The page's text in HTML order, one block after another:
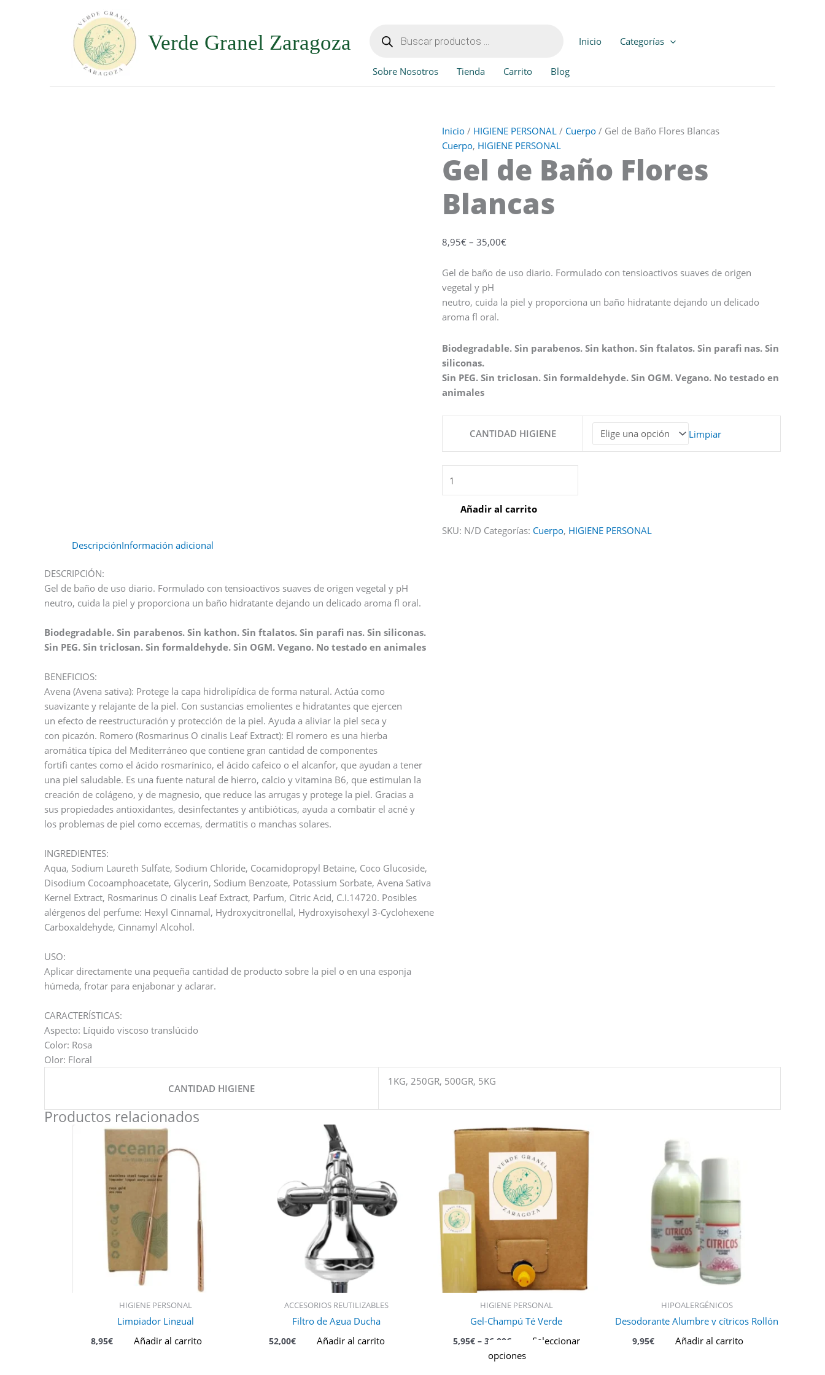
Verde Granel Zaragoza productos Inicio Categorías
Sobre Nosotros Tienda Carrito Blog
Inicio / HIGIENE PERSONAL / Cuerpo / Gel de Baño Flores Blancas
Cuerpo, HIGIENE PERSONAL
Gel de Baño Flores
Blancas
8,95€ – 35,00€
Gel de baño de uso diario. Formulado con tensioactivos suaves de origen
vegetal y pH
neutro, cuida la piel y proporciona un baño hidratante dejando un delicado
aroma fl oral.
Biodegradable. Sin parabenos. Sin kathon. Sin ftalatos. Sin parafi nas. Sin
siliconas.
Sin PEG. Sin triclosan. Sin formaldehyde. Sin OGM. Vegano. No testado en
animales
CANTIDAD HIGIENE Limpiar
Baño
Blancas
Añadir al carrito
SKU: N/D Categorías: Cuerpo, HIGIENE PERSONAL
DescripciónInformación adicional
DESCRIPCIÓN:
Gel de baño de uso diario. Formulado con tensioactivos suaves de origen vegetal y pH
neutro, cuida la piel y proporciona un baño hidratante dejando un delicado aroma fl oral.
Biodegradable. Sin parabenos. Sin kathon. Sin ftalatos. Sin parafi nas. Sin siliconas.
Sin PEG. Sin triclosan. Sin formaldehyde. Sin OGM. Vegano. No testado en animales
BENEFICIOS:
Avena (Avena sativa): Protege la capa hidrolipídica de forma natural. Actúa como
suavizante y relajante de la piel. Con sustancias emolientes e hidratantes que ejercen
un efecto de reestructuración y protección de la piel. Ayuda a aliviar la piel seca y
con picazón. Romero (Rosmarinus O cinalis Leaf Extract): El romero es una hierba
aromática típica del Mediterráneo que contiene gran cantidad de componentes
fortifi cantes como el ácido rosmarínico, el ácido cafeico o el alcanfor, que ayudan a tener
una piel saludable. Es una fuente natural de hierro, calcio y vitamina B6, que estimulan la
creación de colágeno, y de magnesio, que reduce las arrugas y protege la piel. Gracias a
sus propiedades antioxidantes, desinfectantes y antibióticas, ayuda a combatir el acné y
los problemas de piel como eccemas, dermatitis o manchas solares.
INGREDIENTES:
Aqua, Sodium Laureth Sulfate, Sodium Chloride, Cocamidopropyl Betaine, Coco Glucoside,
Disodium Cocoamphoacetate, Glycerin, Sodium Benzoate, Potassium Sorbate, Avena Sativa
Kernel Extract, Rosmarinus O cinalis Leaf Extract, Parfum, Citric Acid, C.I.14720. Posibles
alérgenos del perfume: Hexyl Cinnamal, Hydroxycitronellal, Hydroxyisohexyl 3-Cyclohexene
Carboxaldehyde, Cinnamyl Alcohol.
USO:
Aplicar directamente una pequeña cantidad de producto sobre la piel o en una esponja
húmeda, frotar para enjabonar y aclarar.
CARACTERÍSTICAS:
Aspecto: Líquido viscoso translúcido
Color: Rosa
Olor: Floral
CANTIDAD HIGIENE
1KG, 250GR, 500GR, 5KG
Productos relacionados
HIGIENE PERSONAL
Limpiador Lingual
8,95€ Añadir al carrito
ACCESORIOS REUTILIZABLES
Filtro de Agua Ducha
52,00€ Añadir al carrito
HIGIENE PERSONAL
Gel-Champú Té Verde
5,95€– 36,00€
Seleccionar
opciones
Este
tiene
múltiples
variantes.
Las
opciones
pueden
la
página
de
producto
HIPOALERGÉNICOS
Desodorante Alumbre y cítricos Rollón
9,95€ Añadir al carrito